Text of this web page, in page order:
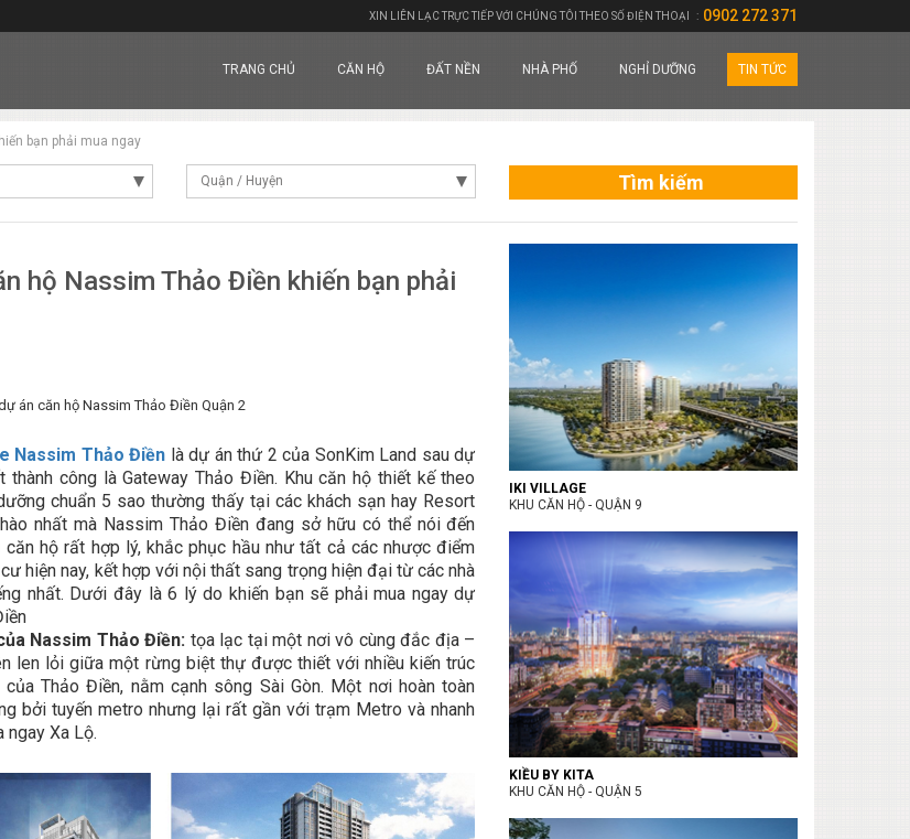
TRANG CHỦ CĂN HỘ ĐẤT NỀN NHÀ PHỐ NGHỈ DƯỠNG TIN TỨC
XIN LIÊN LẠC TRỰC TIẾP VỚI CHÚNG TÔI THEO SỐ ĐIỆN THOẠI : 0902 272 371
bạn phải mua ngay
Quận / Huyện Tìm kiếm
hộ Nassim Thảo Điền khiến bạn phải
án căn hộ Nassim Thảo Điền Quận 2
Nassim Thảo Điền là dự án thứ 2 của SonKim Land sau dự
thành công là Gateway Thảo Điền. Khu căn hộ thiết kế theo
chuẩn 5 sao thường thấy tại các khách sạn hay Resort
nhất mà Nassim Thảo Điền đang sở hữu có thể nói đến
hộ rất hợp lý, khắc phục hầu như tất cả các nhược điểm
hiện nay, kết hợp với nội thất sang trọng hiện đại từ các nhà
nhất. Dưới đây là 6 lý do khiến bạn sẽ phải mua ngay dự
Nassim Thảo Điền: tọa lạc tại một nơi vô cùng đắc địa –
len lỏi giữa một rừng biệt thự được thiết với nhiều kiến trúc
Thảo Điền, nằm cạnh sông Sài Gòn. Một nơi hoàn toàn
bởi tuyến metro nhưng lại rất gần với trạm Metro và nhanh
ngay Xa Lộ.
IKI VILLAGE
KHU CĂN HỘ - QUẬN 9
KIỀU BY KITA
KHU CĂN HỘ - QUẬN 5